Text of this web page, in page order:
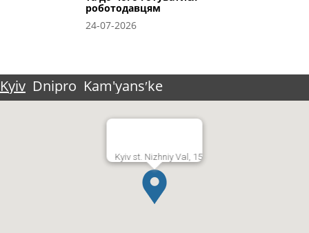
роботодавцям
24-07-2026
Kyiv Dnipro Kam'yansʹke
Kyiv st. Nizhniy Val, 15